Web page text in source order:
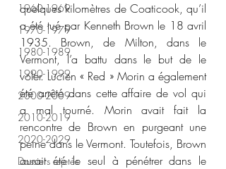
1960-1969
1970-1979
1980-1989
1990-1999
2000-2009
2010-2019
2020-2029
Dossiers rejetés
quelques kilomètres de Coaticook, qu’il
a été tué par Kenneth Brown le 18 avril
1935. Brown, de Milton, dans le
Vermont, l’a battu dans le but de le
voler. Lucien « Red » Morin a également
été arrêté dans cette affaire de vol qui
a mal tourné. Morin avait fait la
rencontre de Brown en purgeant une
peine dans le Vermont. Toutefois, Brown
aurait été le seul à pénétrer dans le